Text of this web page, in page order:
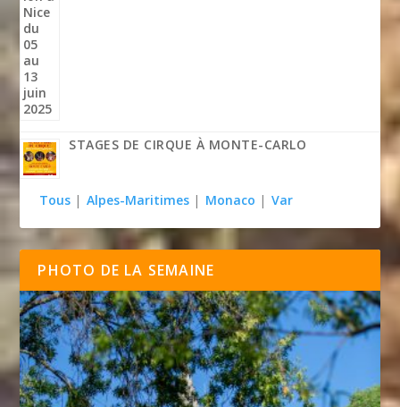
STAGES DE CIRQUE À MONTE-CARLO
Tous | Alpes-Maritimes | Monaco | Var
PHOTO DE LA SEMAINE